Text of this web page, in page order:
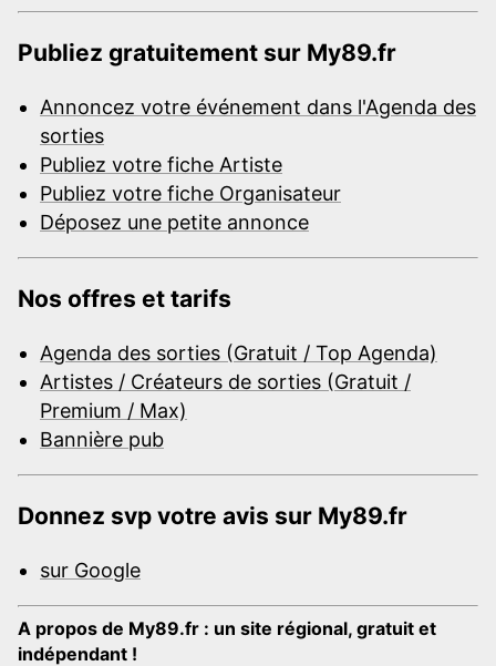
Publiez gratuitement sur My89.fr
Annoncez votre événement dans l'Agenda des
sorties
Publiez votre fiche Artiste
Publiez votre fiche Organisateur
Déposez une petite annonce
Nos offres et tarifs
Agenda des sorties (Gratuit / Top Agenda)
Artistes / Créateurs de sorties (Gratuit /
Premium / Max)
Bannière pub
Donnez svp votre avis sur My89.fr
sur Google
A propos de My89.fr : un site régional, gratuit et
indépendant !